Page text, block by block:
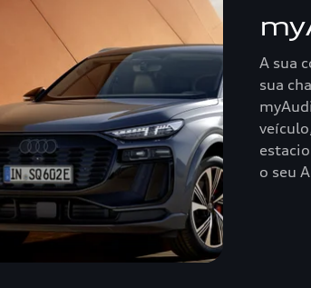
A sua
sua
o seu